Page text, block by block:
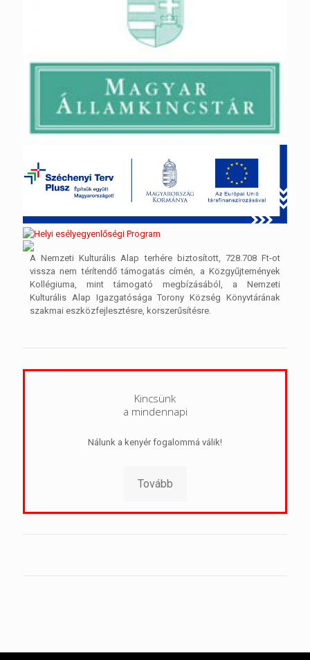
A Nemzeti Kulturális Alap terhére biztosított, 728.708 Ft-ot
vissza nem térítendő támogatás címén, a Közgyűjtemények
Kollégiuma, mint támogató megbízásából, a Nemzeti
Kulturális Alap Igazgatósága Torony Község Könyvtárának
szakmai eszközfejlesztésre, korszerűsítésre.
Kincsünk
a mindennapi
Nálunk a kenyér fogalommá válik!
Tovább